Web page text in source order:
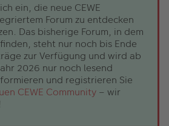
ein, die neue CEWE
Forum zu entdecken
Das bisherige Forum, in dem
steht nur noch bis Ende
zur Verfügung und wird ab
2026 nur noch lesend
und registrieren Sie
CEWE Community – wir